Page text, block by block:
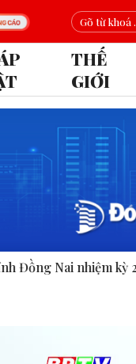
THẾ
GIỚI
2020-2025.